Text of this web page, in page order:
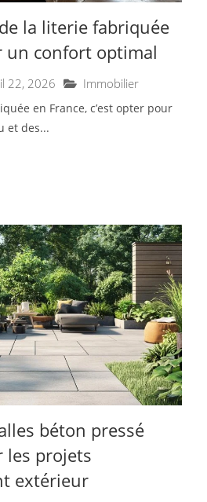
la literie fabriquée
un confort optimal
22, 2026 Immobilier
en France, c’est opter pour
et des...
béton pressé
les projets
extérieur